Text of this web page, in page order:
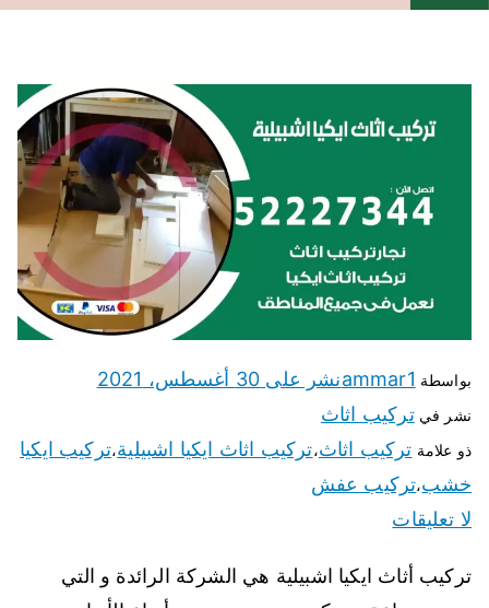
بواسطة ammar1نشر على 30 أغسطس، 2021
نشر فيتركيب اثاث
ذو علامة تركيب اثاث،تركيب اثاث ايكيا اشبيلية،تركيب ايكيا
خشب،تركيب عفش
لا تعليقات
تركيب أثاث ايكيا اشبيلية هي الشركة الرائدة و التي